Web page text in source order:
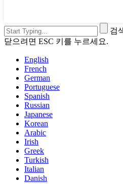
검
닫으려면 ESC 키를 누르세요.
English
French
German
Portuguese
Spanish
Russian
Japanese
Korean
Arabic
Irish
Greek
Turkish
Italian
Danish